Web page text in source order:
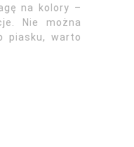
na kolory –
Nie można
piasku, warto